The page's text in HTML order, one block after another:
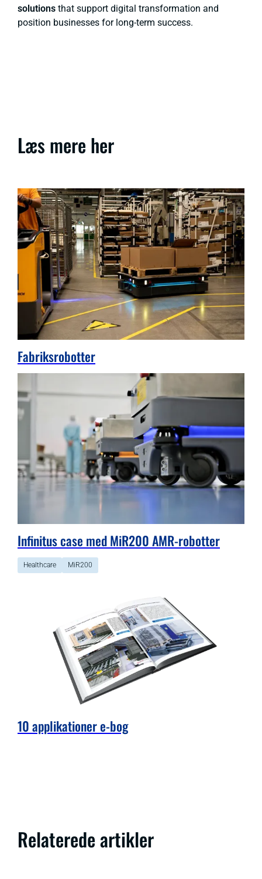
solutions that support digital transformation and
position businesses for long-term success.
Læs mere her
Fabriksrobotter
Infinitus case med MiR200 AMR-robotter
Healthcare MiR200
10 applikationer e-bog
Relaterede artikler